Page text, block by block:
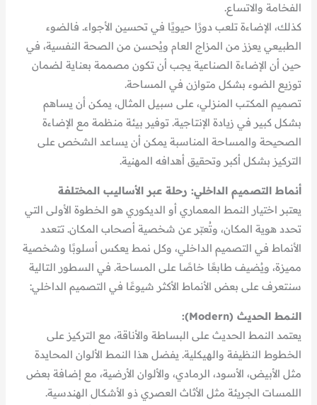
الفخامة والاتساع.
كذلك، الإضاءة تلعب دورًا حيويًا في تحسين الأجواء. فالضوء
الطبيعي يعزز من المزاج العام ويُحسن من الصحة النفسية، في
حين أن الإضاءة الصناعية يجب أن تكون مصممة بعناية لضمان
توزيع الضوء بشكل متوازن في المساحة.
تصميم المكتب المنزلي، على سبيل المثال، يمكن أن يساهم
بشكل كبير في زيادة الإنتاجية. توفير بيئة منظمة مع الإضاءة
الصحيحة والمساحة المناسبة يمكن أن يساعد الشخص على
التركيز بشكل أكبر وتحقيق أهدافه المهنية.
أنماط التصميم الداخلي: رحلة عبر الأساليب المختلفة
يعتبر اختيار النمط المعماري أو الديكوري هو الخطوة الأولى التي
تحدد هوية المكان، وتُعبّر عن شخصية أصحاب المكان. تتعدد
الأنماط في التصميم الداخلي، وكل نمط يعكس أسلوبًا وشخصية
مميزة، ويُضيف طابعًا خاصًا على المساحة. في السطور التالية
سنتعرف على بعض الأنماط الأكثر شيوعًا في التصميم الداخلي:
النمط الحديث (Modern):
يعتمد النمط الحديث على البساطة والأناقة، مع التركيز على
الخطوط النظيفة والهيكلية. يفضل هذا النمط الألوان المحايدة
مثل الأبيض، الأسود، الرمادي، والألوان الأرضية، مع إضافة بعض
اللمسات الجريئة مثل الأثاث العصري ذو الأشكال الهندسية.